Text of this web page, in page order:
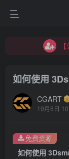
如何使用
CGART
10月6日
如何使用
免费资源登